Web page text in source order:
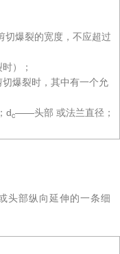
切爆裂的宽度，不应超过
）；
爆裂时，其中有一个允
dc——头部 或法兰直径；
头部纵向延伸的一条细